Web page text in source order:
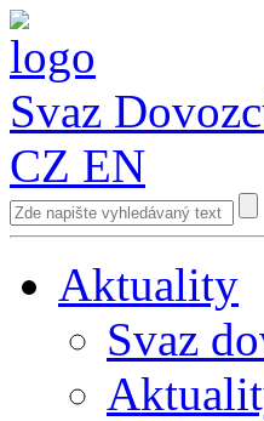
Svaz
CZ EN
Aktuality
Svaz